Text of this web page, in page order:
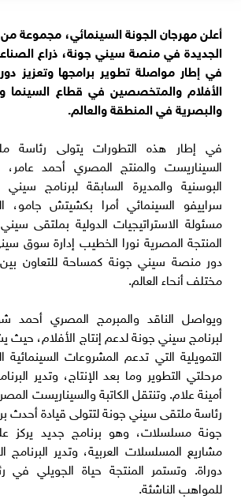
أعلن مهرجان الجونة السينمائي، مجموعة من
الجديدة في منصة سيني جونة، ذراع
في إطار مواصلة تطوير برامجها وتعزيز
الأفلام والمتخصصين في قطاع السينما
والبصرية في المنطقة والعالم.
في إطار هذه التطورات يتولى رئاسة
السيناريست والمنتج المصري أحمد
البوسنية والمديرة السابقة لبرنامج
سراييفو السينمائي أمرا بكشيتش
مسئولة الاستراتيجيات الدولية بملتقى
المنتجة المصرية نورا الخطيب إدارة سوق
دور منصة سيني جونة كمساحة للتعاون
مختلف أنحاء العالم.
ويواصل الناقد والمبرمج المصري أحمد
لبرنامج سيني جونة لدعم إنتاج الأفلام، حيث
التمويلية التي تدعم المشروعات
مرحلتي التطوير وما بعد الإنتاج، وتدير
أمينة علام. وتنتقل الكاتبة والسيناريست
رئاسة ملتقى سيني جونة لتتولى قيادة أحدث
جونة مسلسلات، وهو برنامج جديد يركز
مشاريع المسلسلات العربية، وتدير البرنامج
دوراة. وتستمر المنتجة حياة الجويلي
للمواهب الناشئة.